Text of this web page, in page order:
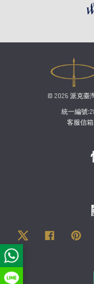
© 2026 派克臺
統一編號
客服信箱
Twitter Facebook